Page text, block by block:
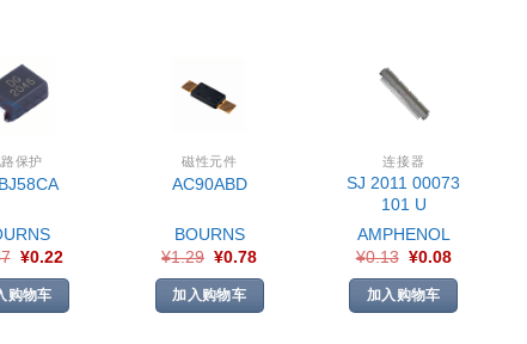
路保护
¥0.22
购物车
磁性元件
AC90ABD
BOURNS
¥1.29 ¥0.78
加入购物车
连接器
SJ 2011 00073
101 U
AMPHENOL
¥0.13 ¥0.08
加入购物车